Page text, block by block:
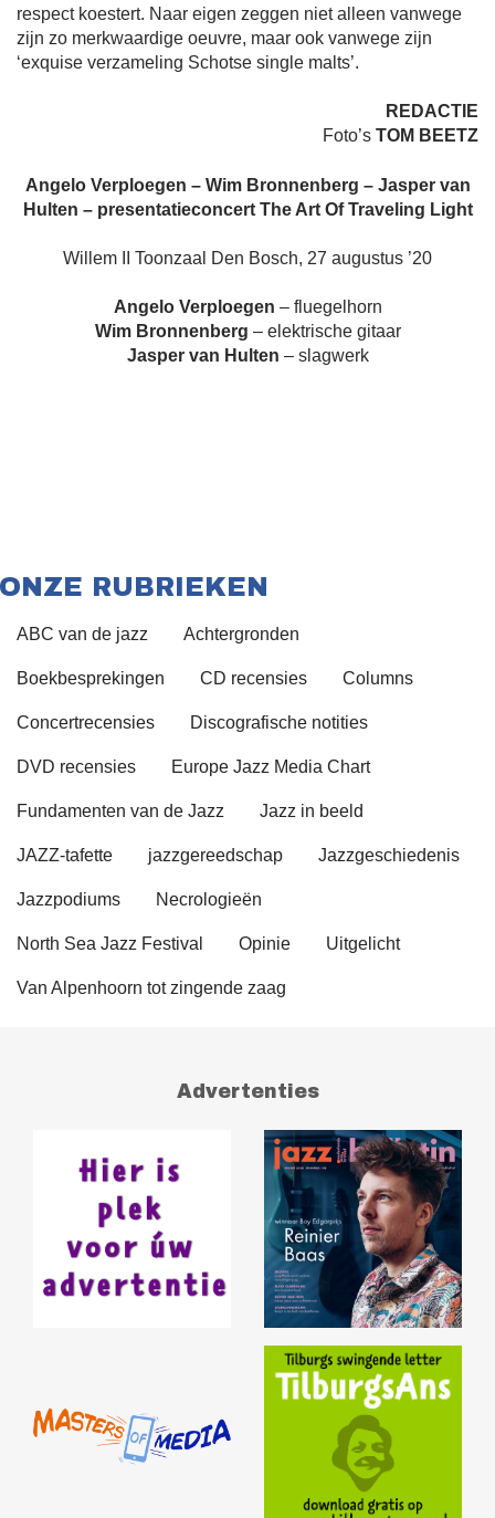
respect koestert. Naar eigen zeggen niet alleen vanwege
zijn zo merkwaardige oeuvre, maar ook vanwege zijn
‘exquise verzameling Schotse single malts’.
REDACTIE
Foto’s TOM BEETZ
Angelo Verploegen – Wim Bronnenberg – Jasper van
Hulten – presentatieconcert The Art Of Traveling Light
Willem II Toonzaal Den Bosch, 27 augustus ’20
Angelo Verploegen – fluegelhorn
Wim Bronnenberg – elektrische gitaar
Jasper van Hulten – slagwerk
ONZE RUBRIEKEN
ABC van de jazz Achtergronden
Boekbesprekingen CD recensies Columns
Concertrecensies Discografische notities
DVD recensies Europe Jazz Media Chart
Fundamenten van de Jazz Jazz in beeld
JAZZ-tafette jazzgereedschap Jazzgeschiedenis
Jazzpodiums Necrologieën
North Sea Jazz Festival Opinie Uitgelicht
Van Alpenhoorn tot zingende zaag
Advertenties